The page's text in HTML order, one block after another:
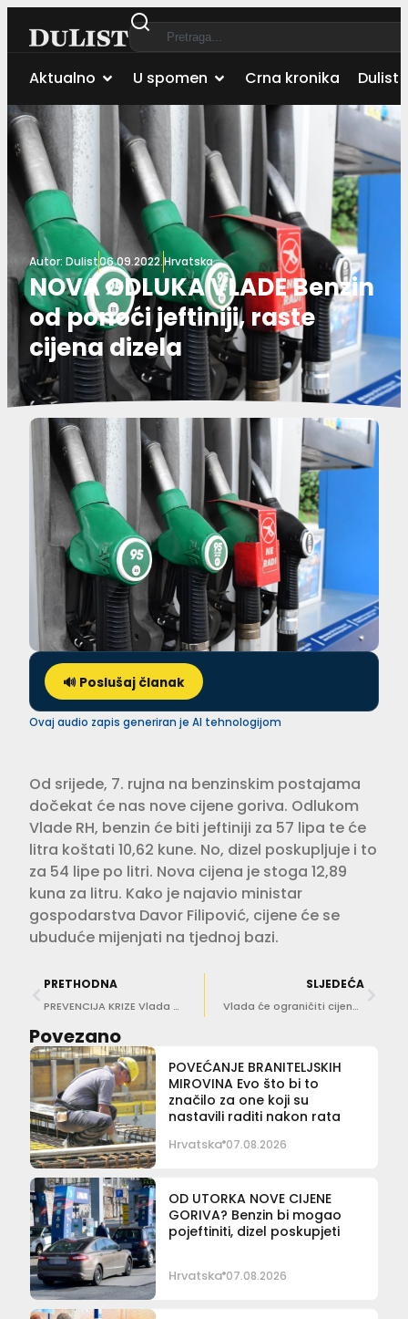
Aktualno U spomen Crna kronika Dulist
Autor: Dulist06.09.2022.Hrvatska
NOVA ODLUKA VLADE Benzin
od ponoći jeftiniji, raste
cijena dizela
🔊 Poslušaj članak
Ovaj audio zapis generiran je AI tehnologijom
Od srijede, 7. rujna na benzinskim postajama
dočekat će nas nove cijene goriva. Odlukom
Vlade RH, benzin će biti jeftiniji za 57 lipa te će
litra koštati 10,62 kune. No, dizel poskupljuje i to
za 54 lipe po litri. Nova cijena je stoga 12,89
kuna za litru. Kako je najavio ministar
gospodarstva Davor Filipović, cijene će se
ubuduće mijenjati na tjednoj bazi.
PRETHODNA
PREVENCIJA KRIZE Vlada predstavlja paket pomoći zbog visokih cijena energenata
SLJEDEĆA
Vlada će ograničiti cijene mlijeka, ulja, šećera, mljevenog mesa?
Povezano
POVEĆANJE BRANITELJSKIH
MIROVINA Evo što bi to
značilo za one koji su
nastavili raditi nakon rata
Hrvatska 07.08.2026
OD UTORKA NOVE CIJENE
GORIVA? Benzin bi mogao
pojeftiniti, dizel poskupjeti
Hrvatska 07.08.2026